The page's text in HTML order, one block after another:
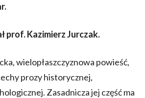
prof. Kazimierz Jurczak.
wielopłaszczyznowa powieść,
prozy historycznej,
Zasadnicza jej część ma